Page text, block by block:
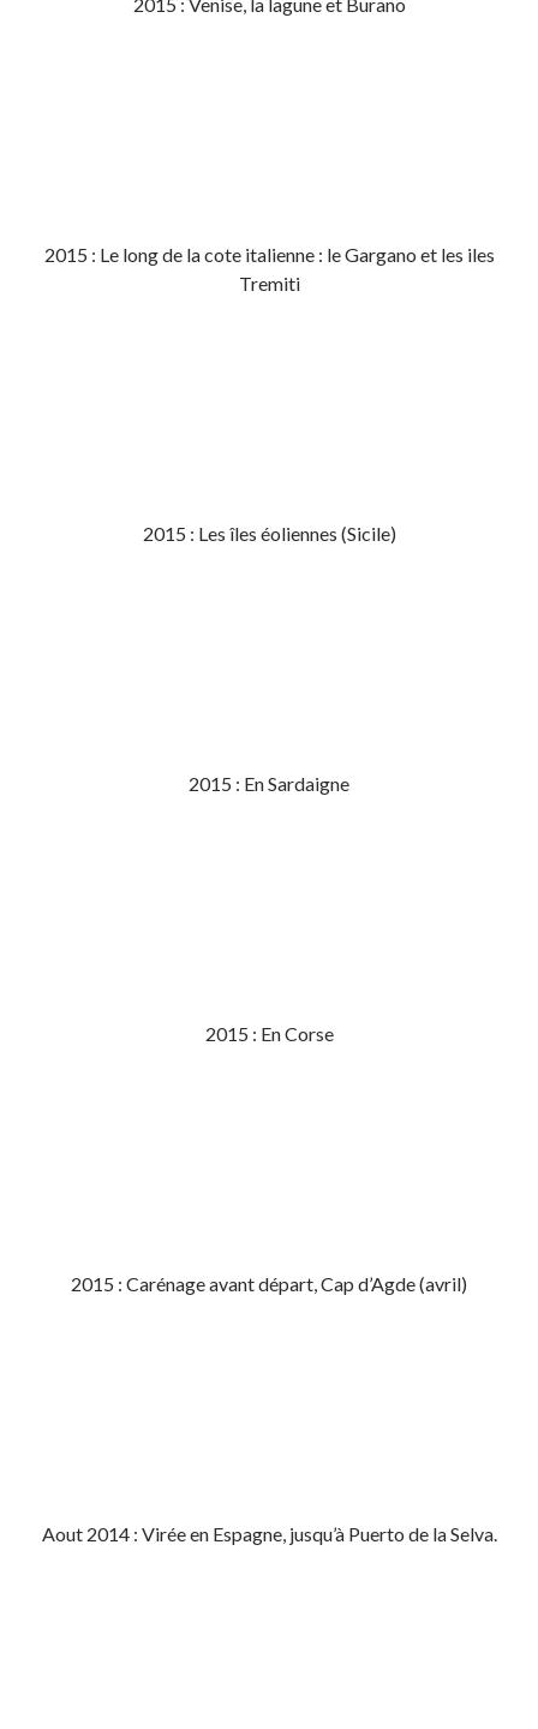
2015 : Le long de la cote italienne : le Gargano et les iles
Tremiti
2015 : Les îles éoliennes (Sicile)
2015 : En Sardaigne
2015 : En Corse
2015 : Carénage avant départ, Cap d’Agde (avril)
Aout 2014 : Virée en Espagne, jusqu’à Puerto de la Selva.